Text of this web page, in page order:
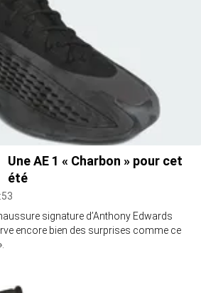
Une AE 1 « Charbon » pour cet
été
signature d’Anthony Edwards
encore bien des surprises comme ce